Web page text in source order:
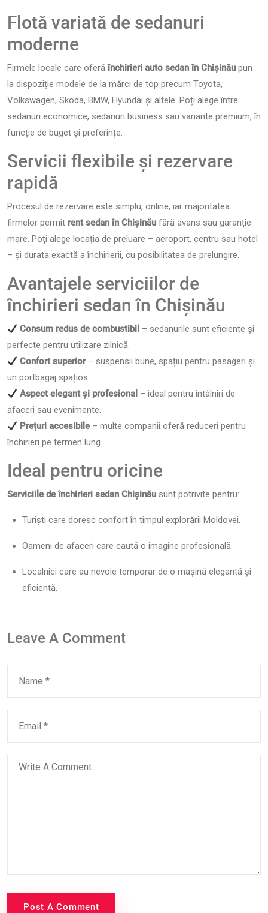
Flotă variată de sedanuri
moderne
Firmele locale care oferăînchirieri auto sedan în Chișinău pun
la dispoziție modele de la mărci de top precum Toyota,
Volkswagen, Skoda, BMW, Hyundai și altele. Poți alege între
sedanuri economice, sedanuri business sau variante premium, în
funcție de buget și preferințe.
Servicii flexibile și rezervare
rapidă
Procesul de rezervare este simplu, online, iar majoritatea
firmelor permit rent sedan în Chișinău fără avans sau garanție
mare. Poți alege locația de preluare – aeroport, centru sau hotel
– și durata exactă a închirierii, cu posibilitatea de prelungire.
Avantajele serviciilor de
închirieri sedan în Chișinău
Consum redus de combustibil – sedanurile sunt eficiente și
perfecte pentru utilizare zilnică.
Confort superior– suspensii bune, spațiu pentru pasageri și
un portbagaj spațios.
Aspect elegant și profesional – ideal pentru întâlniri de
afaceri sau evenimente.
Prețuri accesibile– multe companii oferă reduceri pentru
închirieri pe termen lung.
Ideal pentru oricine
Serviciile de închirieri sedan Chișinău sunt potrivite pentru:
Turiști care doresc confort în timpul explorării Moldovei.
Oameni de afaceri care caută o imagine profesională.
Localnici care au nevoie temporar de o mașină elegantă și
eficientă.
Leave A Comment
Post A Comment